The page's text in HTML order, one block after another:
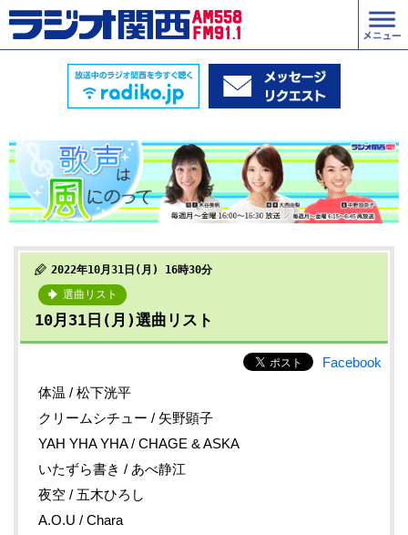
2022年10月31日(月) 16時30分
選曲リスト
10月31日(月)選曲リスト
Facebook
体温 / 松下洸平
クリームシチュー / 矢野顕子
YAH YHA YHA / CHAGE & ASKA
いたずら書き / あべ静江
夜空 / 五木ひろし
A.O.U / Chara